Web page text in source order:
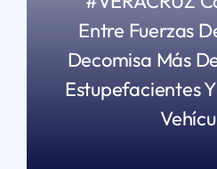
Entre Fuerzas
Decomisa Más
Estupefacientes